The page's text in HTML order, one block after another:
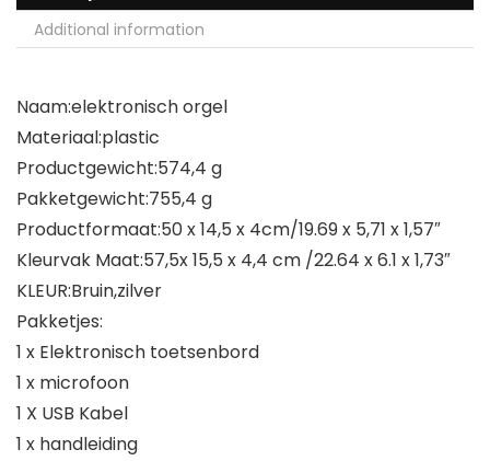
Additional information
Naam:elektronisch orgel
Materiaal:plastic
Productgewicht:574,4 g
Pakketgewicht:755,4 g
Productformaat:50 x 14,5 x 4cm/19.69 x 5,71 x 1,57″
Kleurvak Maat:57,5​x 15,5 x 4,4 cm /22.64 x 6.1 x 1,73″
KLEUR:Bruin,zilver
Pakketjes:
1 x Elektronisch toetsenbord
1 x microfoon
1 X USB Kabel
1 x handleiding